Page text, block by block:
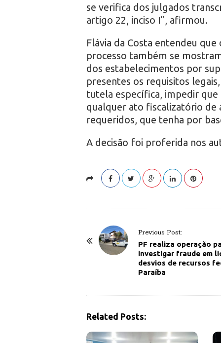
se verifica dos julgados
artigo 22, inciso I”, afirmou.
Flávia da Costa entendeu
processo também se
dos estabelecimentos por
presentes os requisitos
tutela específica, impedir
qualquer ato fiscalizatório de
requeridos, que tenha por
A decisão foi proferida nos
Previous Post:
PF realiza operação
investigar fraude em
desvios de recursos
Paraíba
Related Posts: